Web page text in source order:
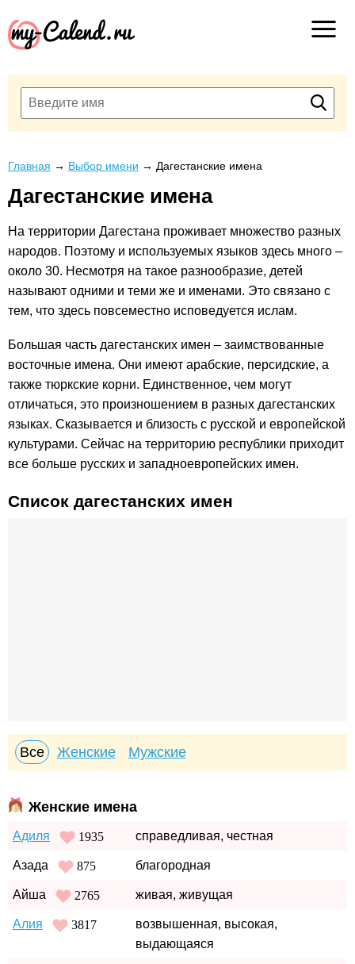
Главная → Выбор имени → Дагестанские имена
Дагестанские имена
На территории Дагестана проживает множество разных
народов. Поэтому и используемых языков здесь много –
около 30. Несмотря на такое разнообразие, детей
называют одними и теми же и именами. Это связано с
тем, что здесь повсеместно исповедуется ислам.
Большая часть дагестанских имен – заимствованные
восточные имена. Они имеют арабские, персидские, а
также тюркские корни. Единственное, чем могут
отличаться, это произношением в разных дагестанских
языках. Сказывается и близость с русской и европейской
культурами. Сейчас на территорию республики приходит
все больше русских и западноевропейских имен.
Список дагестанских имен
Все Женские Мужские
Женские имена
Адиля 1935 справедливая, честная
Азада 875 благородная
Айша 2765 живая, живущая
Алия 3817
возвышенная, высокая,
выдающаяся